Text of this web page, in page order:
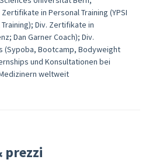
in Personal Training (YPSI
Div. Zertifikate in
Dan Garner Coach); Div.
(Sypoba, Bootcamp, Bodyweight
und Konsultationen bei
weltweit
prezzi